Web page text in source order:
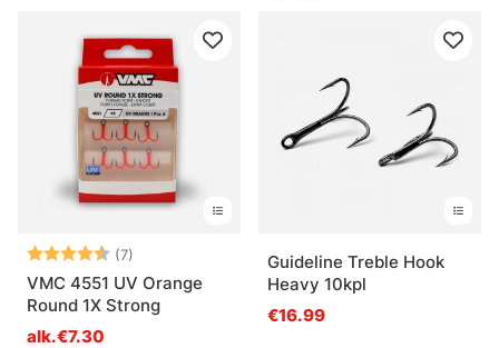
Arvio: (7)
4.7 5:sta tähdestä
VMC 4551 UV Orange
Round 1X Strong
alk.€7.30
Guideline Treble Hook
Heavy 10kpl
€16.99